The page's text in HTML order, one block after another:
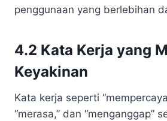
penggunaan yang berlebihan
4.2 Kata Kerja yang
Keyakinan
Kata kerja seperti
“merasa,” dan “menganggap”